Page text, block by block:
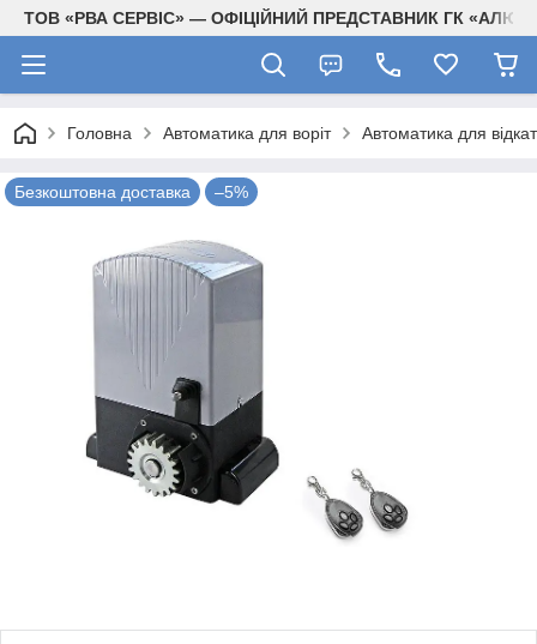
ТОВ «РВА СЕРВІС» — ОФІЦІЙНИЙ ПРЕДСТАВНИК ГК
Головна Автоматика для воріт Автоматика для
Безкоштовна доставка –5%